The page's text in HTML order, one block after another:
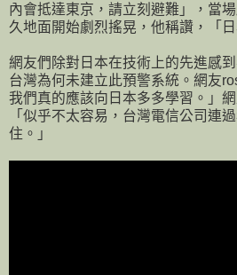
內會抵達東京，請立刻避難」，當
久地面開始劇烈搖晃，他稱讚，「
網友們除對日本在技術上的先進感
台灣為何未建立此預警系統。網友
我們真的應該向日本多多學習。」
「似乎不太容易，台灣電信公司連
住。」